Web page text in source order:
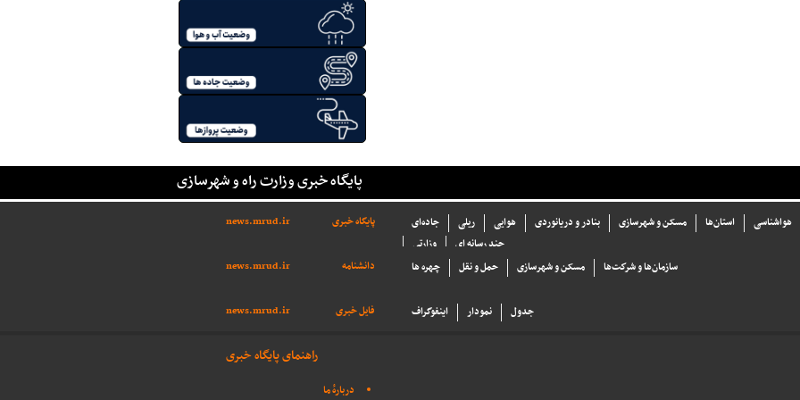
پایگاه خبری وزارت راه و شهرسازی
پایگاه خبری news.mrud.ir جاده‌ای ریلی هوایی بنادر و دریانوردی مسکن و شهرسازی استان‌ها
هواشناسی
وزارتی
چند رسانه ای
دانشنامه
news.mrud.ir چهره ها حمل و نقل مسکن و شهرسازی سازما‌ن‌ها و شركت‌ها
فایل خبری news.mrud.ir اینفوگراف نمودار جدول
راهنمای پایگاه خبری
دربارهٔ ما